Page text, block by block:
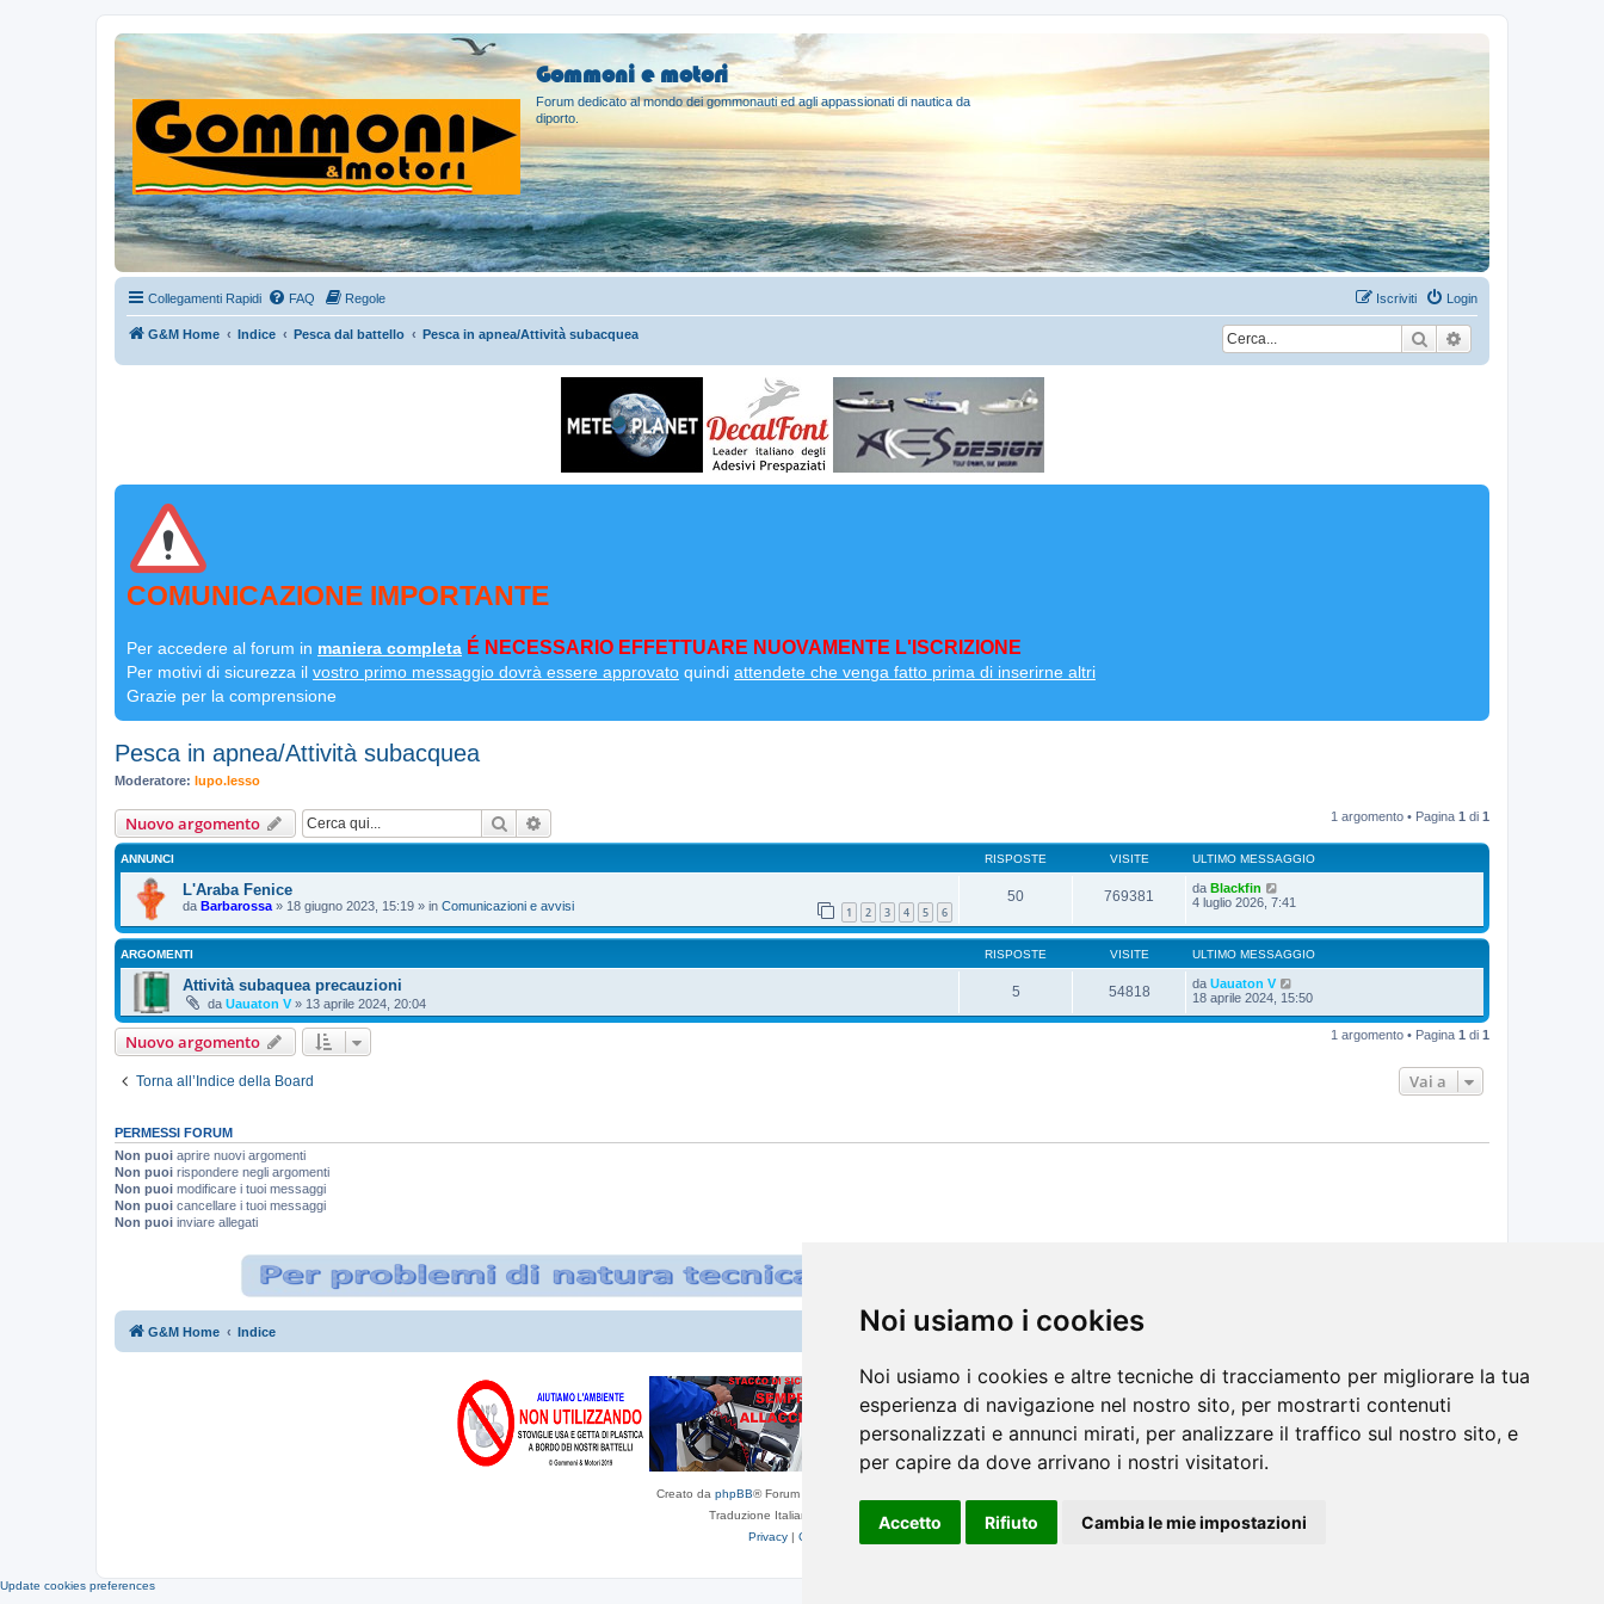
Noi usiamo i cookies
Noi usiamo i cookies e altre tecniche di tracciamento per migliorare la tua
esperienza di navigazione nel nostro sito, per mostrarti contenuti
personalizzati e annunci mirati, per analizzare il traffico sul nostro sito, e
per capire da dove arrivano i nostri visitatori.
Accetto Rifiuto Cambia le mie impostazioni
Gommoni e motori
Forum dedicato al mondo dei gommonauti ed agli appassionati di nautica da
diporto.
Collegamenti Rapidi FAQ Regole Login
Iscriviti
G&M Home Indice Pesca dal battello Pesca in apnea/Attività subacquea Cerca
COMUNICAZIONE IMPORTANTE
Per accedere al forum in maniera completa É NECESSARIO EFFETTUARE NUOVAMENTE L'ISCRIZIONE
Per motivi di sicurezza il vostro primo messaggio dovrà essere approvato quindi attendete che venga fatto prima di inserirne altri
Grazie per la comprensione
Pesca in apnea/Attività subacquea
Moderatore: lupo.lesso
Nuovo argomento Cerca 1 argomento • Pagina 1 di 1
ANNUNCI RISPOSTE VISITE ULTIMO MESSAGGIO
L'Araba Fenice
da Barbarossa » 18 giugno 2023, 15:19 » in Comunicazioni e avvisi 1 2 3 4 5 6
50 769381 da Blackfin
4 luglio 2026, 7:41
ARGOMENTI RISPOSTE VISITE ULTIMO MESSAGGIO
Attività subaquea precauzioni
da Uauaton V » 13 aprile 2024, 20:04
5 54818 da Uauaton V
18 aprile 2024, 15:50
Nuovo argomento 1 argomento • Pagina 1 di 1
Torna all’Indice della Board Vai a
PERMESSI FORUM
Non puoi aprire nuovi argomenti
Non puoi rispondere negli argomenti
Non puoi modificare i tuoi messaggi
Non puoi cancellare i tuoi messaggi
Non puoi inviare allegati
G&M Home Indice
Creato da phpBB® Forum Software © phpBB Limited
Traduzione Italiana
phpBB-Italia.it
Privacy | Condizioni
Update cookies preferences